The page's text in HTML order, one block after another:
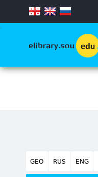
.
GEO RUS ENG